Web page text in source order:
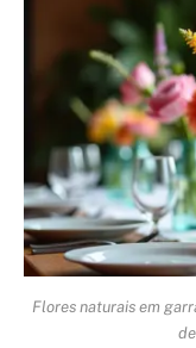
Flores naturais em